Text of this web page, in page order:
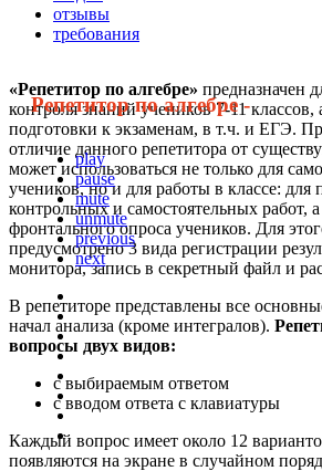
отзывы
требования
«Репетитор по алгебре» предназначен
контроля знаний учеников 7-11 классов,
подготовки к экзаменам, в т.ч. и ЕГЭ.
отличие данного репетитора от
может использоваться не только для
учеников, но и для работы в классе: для
контрольных и самостоятельных работ,
фронтального опроса учеников. Для
предусмотрено 3 вида регистрации
монитора, запись в секретный файл и
В репетиторе представлены все
начал анализа (кроме интегралов).
вопросы двух видов:
с выбираемым ответом
с вводом ответа с клавиатуры
Каждый вопрос имеет около 12
появляются на экране в случайном
Репетитор по алгебре -
play
pause
mute
unmute
previous
next